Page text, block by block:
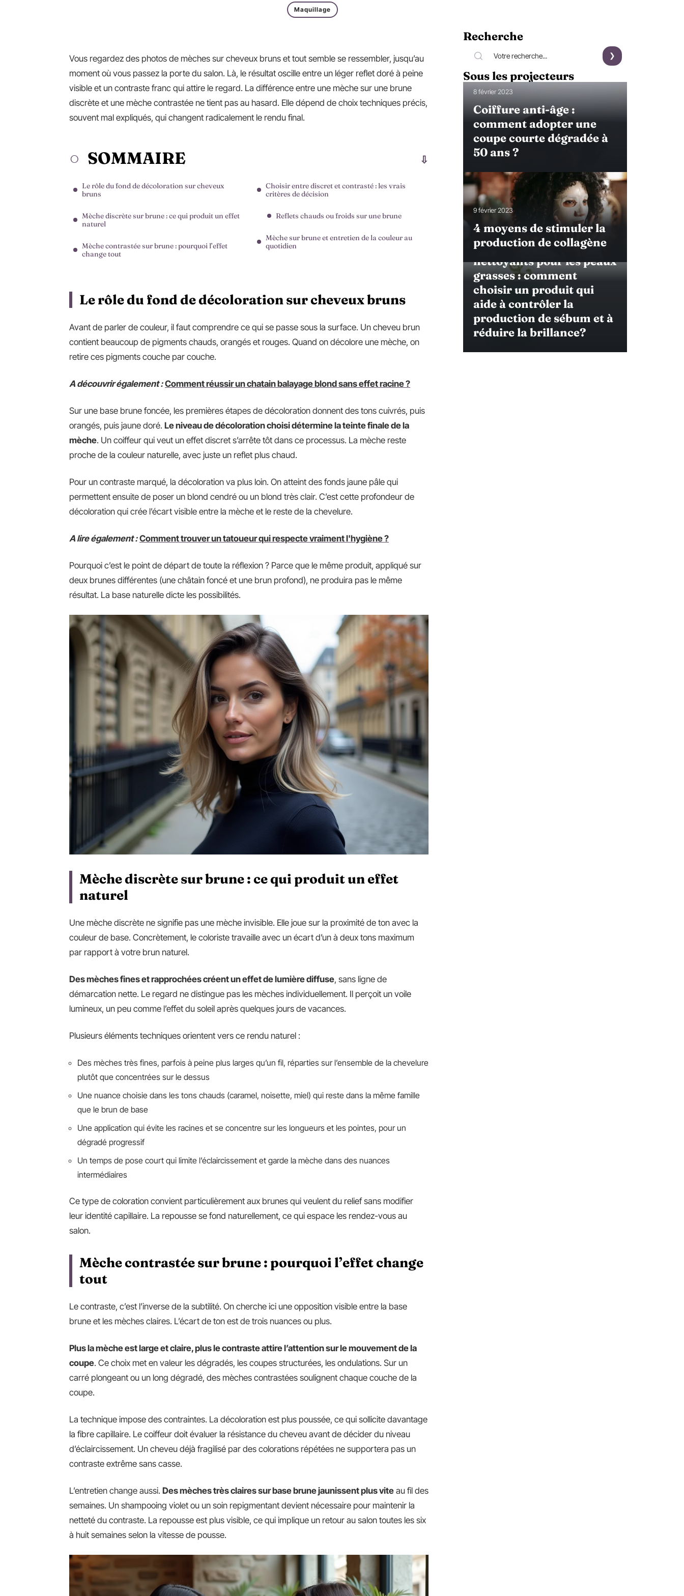
Maquillage
Vous regardez des photos de mèches sur cheveux bruns et tout semble se ressembler, jusqu’au
moment où vous passez la porte du salon. Là, le résultat oscille entre un léger reflet doré à peine
visible et un contraste franc qui attire le regard. La différence entre une mèche sur une brune
discrète et une mèche contrastée ne tient pas au hasard. Elle dépend de choix techniques précis,
souvent mal expliqués, qui changent radicalement le rendu final.
SOMMAIRE
Le rôle du fond de décoloration sur cheveux
bruns
Mèche discrète sur brune : ce qui produit un effet
naturel
Mèche contrastée sur brune : pourquoi l’effet
change tout
Choisir entre discret et contrasté : les vrais
critères de décision
Reflets chauds ou froids sur une brune
Mèche sur brune et entretien de la couleur au
quotidien
Le rôle du fond de décoloration sur cheveux bruns
Avant de parler de couleur, il faut comprendre ce qui se passe sous la surface. Un cheveu brun
contient beaucoup de pigments chauds, orangés et rouges. Quand on décolore une mèche, on
retire ces pigments couche par couche.
A découvrir également : Comment réussir un chatain balayage blond sans effet racine ?
Sur une base brune foncée, les premières étapes de décoloration donnent des tons cuivrés, puis
orangés, puis jaune doré. Le niveau de décoloration choisi détermine la teinte finale de la
mèche. Un coiffeur qui veut un effet discret s’arrête tôt dans ce processus. La mèche reste
proche de la couleur naturelle, avec juste un reflet plus chaud.
Pour un contraste marqué, la décoloration va plus loin. On atteint des fonds jaune pâle qui
permettent ensuite de poser un blond cendré ou un blond très clair. C’est cette profondeur de
décoloration qui crée l’écart visible entre la mèche et le reste de la chevelure.
A lire également : Comment trouver un tatoueur qui respecte vraiment l'hygiène ?
Pourquoi c’est le point de départ de toute la réflexion ? Parce que le même produit, appliqué sur
deux brunes différentes (une châtain foncé et une brun profond), ne produira pas le même
résultat. La base naturelle dicte les possibilités.
Mèche discrète sur brune : ce qui produit un effet
naturel
Une mèche discrète ne signifie pas une mèche invisible. Elle joue sur la proximité de ton avec la
couleur de base. Concrètement, le coloriste travaille avec un écart d’un à deux tons maximum
par rapport à votre brun naturel.
Des mèches fines et rapprochées créent un effet de lumière diffuse, sans ligne de
démarcation nette. Le regard ne distingue pas les mèches individuellement. Il perçoit un voile
lumineux, un peu comme l’effet du soleil après quelques jours de vacances.
Plusieurs éléments techniques orientent vers ce rendu naturel :
Des mèches très fines, parfois à peine plus larges qu’un fil, réparties sur l’ensemble de la chevelure
plutôt que concentrées sur le dessus
Une nuance choisie dans les tons chauds (caramel, noisette, miel) qui reste dans la même famille
que le brun de base
Une application qui évite les racines et se concentre sur les longueurs et les pointes, pour un
dégradé progressif
Un temps de pose court qui limite l’éclaircissement et garde la mèche dans des nuances
intermédiaires
Ce type de coloration convient particulièrement aux brunes qui veulent du relief sans modifier
leur identité capillaire. La repousse se fond naturellement, ce qui espace les rendez-vous au
salon.
Mèche contrastée sur brune : pourquoi l’effet change
tout
Le contraste, c’est l’inverse de la subtilité. On cherche ici une opposition visible entre la base
brune et les mèches claires. L’écart de ton est de trois nuances ou plus.
Plus la mèche est large et claire, plus le contraste attire l’attention sur le mouvement de la
coupe. Ce choix met en valeur les dégradés, les coupes structurées, les ondulations. Sur un
carré plongeant ou un long dégradé, des mèches contrastées soulignent chaque couche de la
coupe.
La technique impose des contraintes. La décoloration est plus poussée, ce qui sollicite davantage
la fibre capillaire. Le coiffeur doit évaluer la résistance du cheveu avant de décider du niveau
d’éclaircissement. Un cheveu déjà fragilisé par des colorations répétées ne supportera pas un
contraste extrême sans casse.
L’entretien change aussi. Des mèches très claires sur base brune jaunissent plus vite au fil des
semaines. Un shampooing violet ou un soin repigmentant devient nécessaire pour maintenir la
netteté du contraste. La repousse est plus visible, ce qui implique un retour au salon toutes les six
à huit semaines selon la vitesse de pousse.
Recherche
Sous les projecteurs
8 février 2023
Coiffure anti-âge :
comment adopter une
coupe courte dégradée à
50 ans ?
9 février 2023
4 moyens de stimuler la
production de collagène
30 avril 2023
Les gels moussants
nettoyants pour les peaux
grasses : comment
choisir un produit qui
aide à contrôler la
production de sébum et à
réduire la brillance?